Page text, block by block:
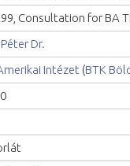
Consultation for BA
Dr.
Intézet (BTK